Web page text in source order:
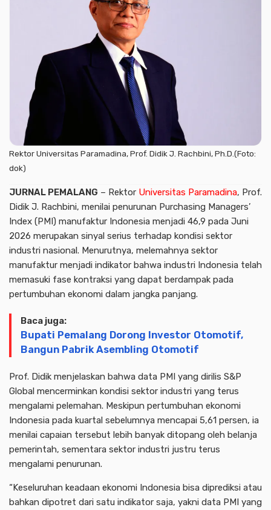
Rektor Universitas Paramadina, Prof. Didik J. Rachbini, Ph.D.(Foto:
dok)
JURNAL PEMALANG – Rektor Universitas Paramadina, Prof.
Didik J. Rachbini, menilai penurunan Purchasing Managers’
Index (PMI) manufaktur Indonesia menjadi 46,9 pada Juni
2026 merupakan sinyal serius terhadap kondisi sektor
industri nasional. Menurutnya, melemahnya sektor
manufaktur menjadi indikator bahwa industri Indonesia telah
memasuki fase kontraksi yang dapat berdampak pada
pertumbuhan ekonomi dalam jangka panjang.
Baca juga:
Bupati Pemalang Dorong Investor Otomotif,
Bangun Pabrik Asembling Otomotif
Prof. Didik menjelaskan bahwa data PMI yang dirilis S&P
Global mencerminkan kondisi sektor industri yang terus
mengalami pelemahan. Meskipun pertumbuhan ekonomi
Indonesia pada kuartal sebelumnya mencapai 5,61 persen, ia
menilai capaian tersebut lebih banyak ditopang oleh belanja
pemerintah, sementara sektor industri justru terus
mengalami penurunan.
“Keseluruhan keadaan ekonomi Indonesia bisa diprediksi atau
bahkan dipotret dari satu indikator saja, yakni data PMI yang